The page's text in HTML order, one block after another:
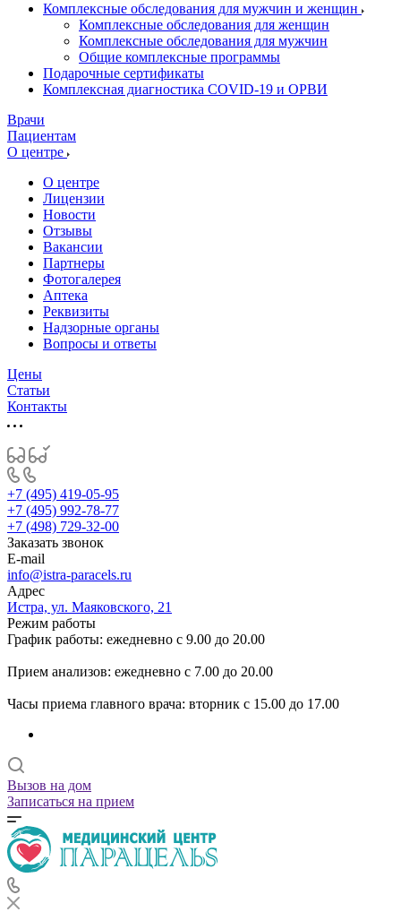
Комплексные обследования для мужчин и женщин
Комплексные обследования для женщин
Комплексные обследования для мужчин
Общие комплексные программы
Подарочные сертификаты
Комплексная диагностика COVID-19 и ОРВИ
Врачи
Пациентам
О центре
О центре
Лицензии
Новости
Отзывы
Вакансии
Партнеры
Фотогалерея
Аптека
Реквизиты
Надзорные органы
Вопросы и ответы
Цены
Статьи
Контакты
+7 (495) 419-05-95
+7 (495) 992-78-77
+7 (498) 729-32-00
Заказать звонок
E-mail
info@istra-paracels.ru
Адрес
Истра, ул. Маяковского, 21
Режим работы
График работы: ежедневно с 9.00 до 20.00
Прием анализов: ежедневно с 7.00 до 20.00
Часы приема главного врача: вторник с 15.00 до 17.00
Вызов на дом
Записаться на прием